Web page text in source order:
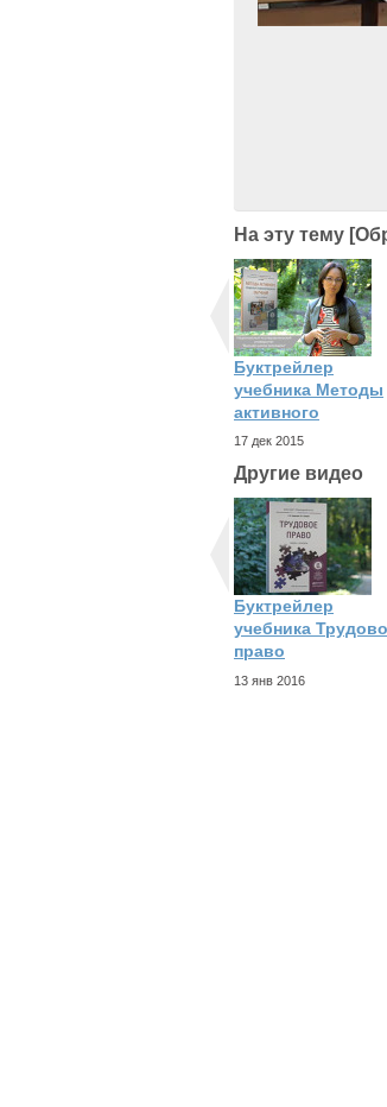
На эту тему
Буктрейлер
учебника Методы
активного
17 дек 2015
Другие видео
Буктрейлер
учебника
право
13 янв 2016